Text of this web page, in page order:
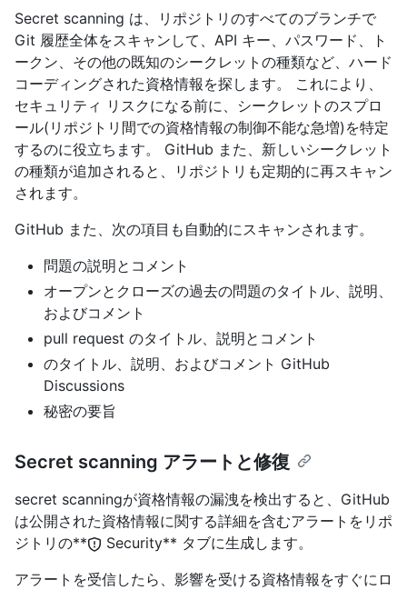
Secret scanning は、リポジトリのすべてのブランチで
Git 履歴全体をスキャンして、API キー、パスワード、ト
ークン、その他の既知のシークレットの種類など、ハード
コーディングされた資格情報を探します。 これにより、
セキュリティ リスクになる前に、シークレットのスプロ
ール(リポジトリ間での資格情報の制御不能な急増)を特定
するのに役立ちます。 GitHub また、新しいシークレット
の種類が追加されると、リポジトリも定期的に再スキャン
されます。
GitHub また、次の項目も自動的にスキャンされます。
問題の説明とコメント
オープンとクローズの過去の問題のタイトル、説明、
およびコメント
pull request のタイトル、説明とコメント
のタイトル、説明、およびコメント GitHub
Discussions
秘密の要旨
Secret scanning アラートと修復
secret scanningが資格情報の漏洩を検出すると、GitHub
は公開された資格情報に関する詳細を含むアラートをリポ
ジトリの**
Security** タブに生成します。
アラートを受信したら、影響を受ける資格情報をすぐにロ